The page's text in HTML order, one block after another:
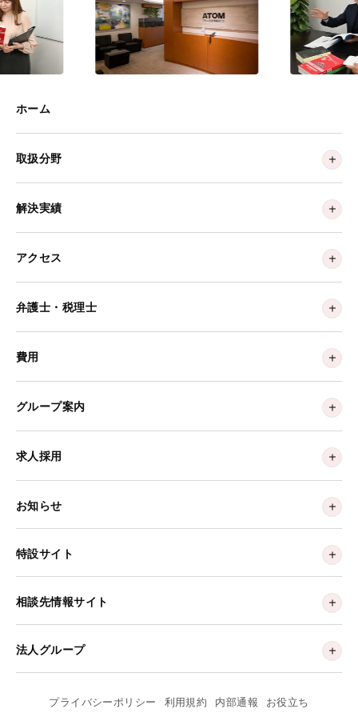
ホーム
取扱分野
解決実績
アクセス
弁護士・税理士
費用
グループ案内
求人採用
お知らせ
特設サイト
相談先情報サイト
法人グループ
プライバシーポリシー 利用規約 内部通報 お役立ち